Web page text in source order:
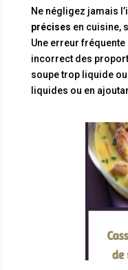
Ne négligez jamais
précises en cuisine,
Une erreur
incorrect des
soupe trop liquide
liquides ou en